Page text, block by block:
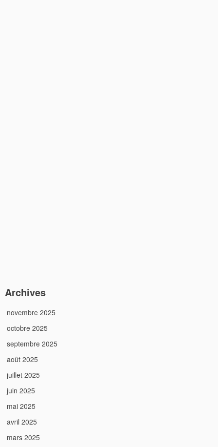
Archives
novembre 2025
octobre 2025
septembre 2025
août 2025
juillet 2025
juin 2025
mai 2025
avril 2025
mars 2025